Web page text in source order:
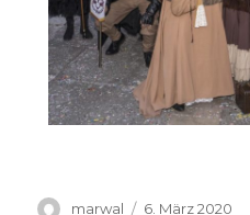
marwal 6. März 2020